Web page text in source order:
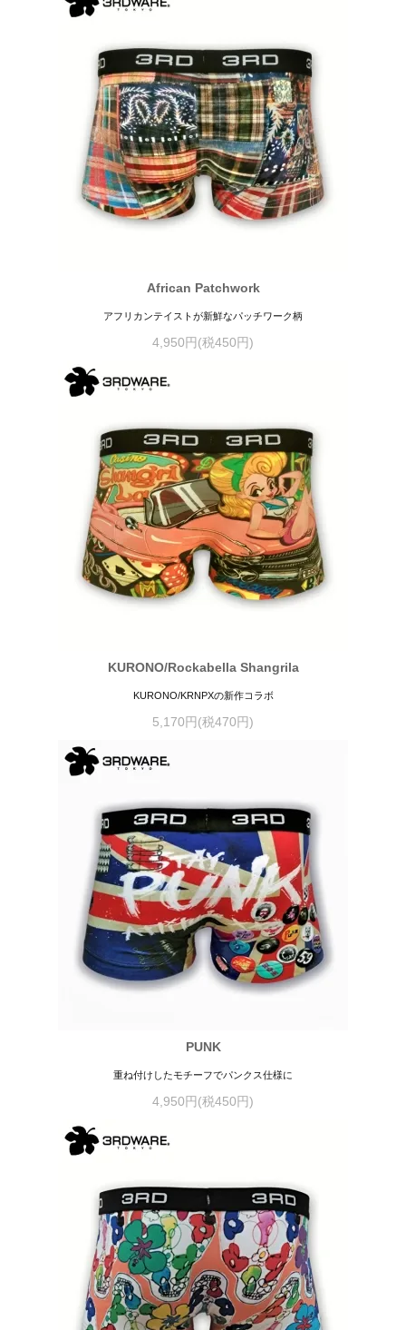
African Patchwork
アフリカンテイストが新鮮なパッチワーク柄
4,950円(税450円)
KURONO/Rockabella Shangrila
KURONO/KRNPXの新作コラボ
5,170円(税470円)
PUNK
重ね付けしたモチーフでパンクス仕様に
4,950円(税450円)